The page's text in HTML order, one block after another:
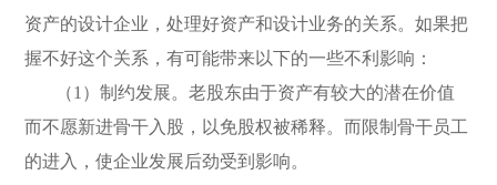
资产的设计企业，处理好资产和设计业务的关系。如果把
握不好这个关系，有可能带来以下的一些不利影响：
（1）制约发展。老股东由于资产有较大的潜在价值
而不愿新进骨干入股，以免股权被稀释。而限制骨干员工
的进入，使企业发展后劲受到影响。